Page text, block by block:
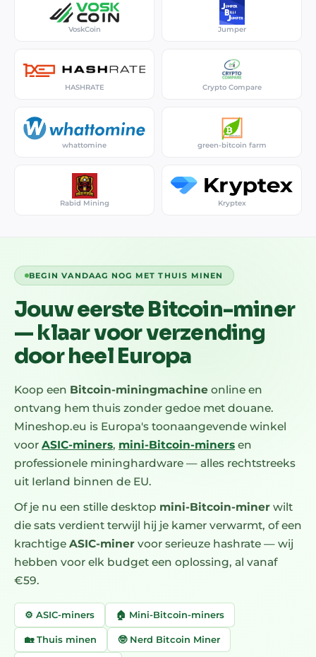
VoskCoin Jumper
HASHRATE Crypto Compare
whattomine green-bitcoin farm
Rabid Mining Kryptex
BEGIN VANDAAG NOG MET THUIS MINEN
Jouw eerste Bitcoin-miner
— klaar voor verzending
door heel Europa
Koop een Bitcoin-miningmachine online en
ontvang hem thuis zonder gedoe met douane.
Mineshop.eu is Europa's toonaangevende winkel
voor ASIC-miners, mini-Bitcoin-miners en
professionele mininghardware — alles rechtstreeks
uit Ierland binnen de EU.
Of je nu een stille desktop mini-Bitcoin-miner wilt
die sats verdient terwijl hij je kamer verwarmt, of een
krachtige ASIC-miner voor serieuze hashrate — wij
hebben voor elk budget een oplossing, al vanaf
€59.
⚙️ ASIC-miners 🏠 Mini-Bitcoin-miners
🏡 Thuis minen 🤓 Nerd Bitcoin Miner